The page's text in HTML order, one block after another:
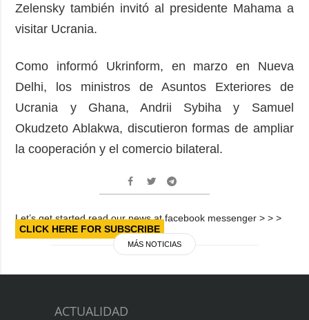
Zelensky también invitó al presidente Mahama a
visitar Ucrania.
Como informó Ukrinform, en marzo en Nueva
Delhi, los ministros de Asuntos Exteriores de
Ucrania y Ghana, Andrii Sybiha y Samuel
Okudzeto Ablakwa, discutieron formas de ampliar
la cooperación y el comercio bilateral.
Let’s get started read our news at facebook messenger > > >
CLICK HERE FOR SUBSCRIBE
MÁS NOTICIAS
ACTUALIDAD